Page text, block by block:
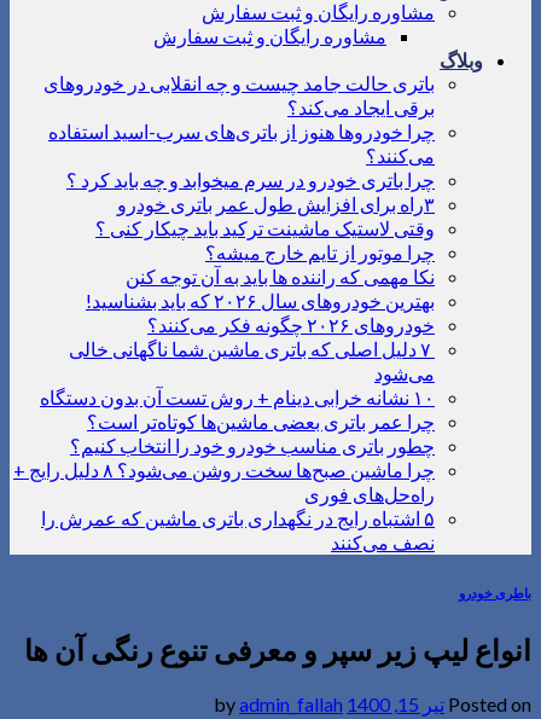
مشاوره رایگان و ثبت سفارش
مشاوره رایگان و ثبت سفارش
وبلاگ
باتری حالت جامد چیست و چه انقلابی در خودروهای
برقی ایجاد می‌کند؟
چرا خودروها هنوز از باتری‌های سرب-اسید استفاده
می‌کنند؟
چرا باتری خودرو در سرم میخوابد و چه باید کرد ؟
۳راه برای افزایش طول عمر باتری خودرو
وقتی لاستیک ماشینت ترکید باید چیکار کنی ؟
چرا موتور از تایم خارج میشه؟
نکا مهمی که راننده ها باید به آن توجه کنن
بهترین خودروهای سال ۲۰۲۶ که باید بشناسید!
خودروهای ۲۰۲۶ چگونه فکر می‌کنند؟
۷ دلیل اصلی که باتری ماشین شما ناگهانی خالی
می‌شود
۱۰ نشانه خرابی دینام + روش تست آن بدون دستگاه
چرا عمر باتری بعضی ماشین‌ها کوتاه‌تر است؟
چطور باتری مناسب خودرو خود را انتخاب کنیم؟
چرا ماشین صبح‌ها سخت روشن می‌شود؟ ۸ دلیل رایج +
راه‌حل‌های فوری
۵ اشتباه رایج در نگهداری باتری ماشین که عمرش را
نصف می‌کنند
باطری خودرو
انواع لیپ زیر سپر و معرفی تنوع رنگی آن ها
Posted on تیر 15, 1400 admin_fallah